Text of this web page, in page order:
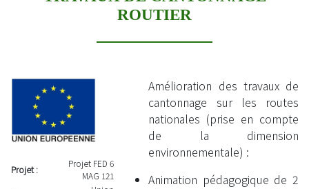
ROUTIER
Projet :
Projet FED 6
MAG 121
Amélioration des travaux de
cantonnage sur les routes
nationales (prise en compte
de la dimension
environnementale) :
Animation pédagogique de 2